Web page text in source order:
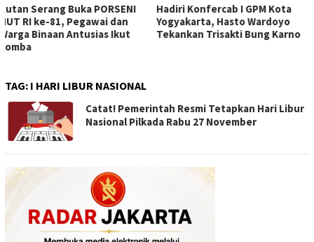
Hadiri Konfercab I GPM Kota
Yogyakarta, Hasto Wardoyo
Tekankan Trisakti Bung Karno
Renovasi RTLH Milik Ibu
Samsiah Memasuki Tahap
Pemasangan Lantai dan
TAG: I HARI LIBUR NASIONAL
Catat! Pemerintah Resmi Tetapkan Hari Libur
Nasional Pilkada Rabu 27 November